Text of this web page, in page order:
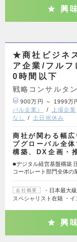
興
★商社ビジネ
ア企業/フル
0時間以下
戦略コンサルタ
900万円 ～ 1999万
バル企業）
上場企業
なし
土日祝休み
商社が関わる幅
プグローバル全
構築、DX企画・
■デジタル経営基盤構築
コーポレート部門全体
会社概要
・日本最大
スペシャリスト在籍 ・
興